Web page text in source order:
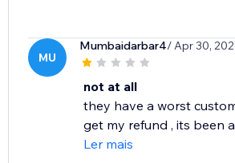
MU
Mumbaidarbar4/ Apr 30,
not at all
they have a worst
get my refund , its been
Ler mais